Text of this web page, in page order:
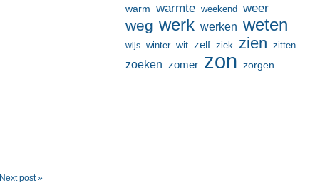
Next post »
warm warmte weekend weer
weg werk werken weten
wijs winter wit zelf ziek zien zitten
zoeken zomer zon zorgen